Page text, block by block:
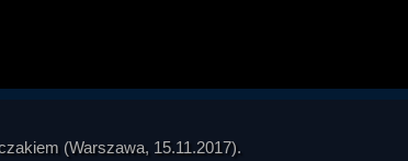
(Warszawa, 15.11.2017).